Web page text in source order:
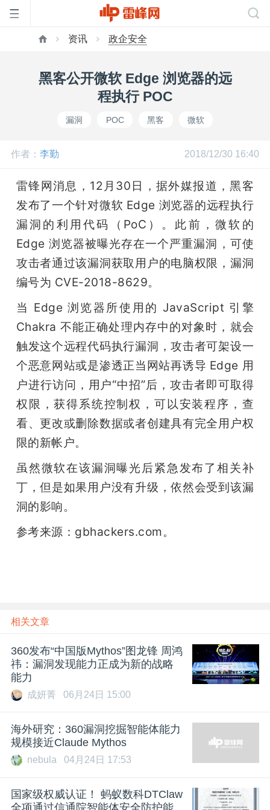
网
开
课
活
动
心
GAIR
专
机
资讯 政企安全
黑客公开微软 Edge 浏览器的远
程执行 POC
漏洞 POC 黑客 微软
作者： 李勤 2018/12/30 16:40
雷锋网消息，12月30日，据外媒报道，黑客
发布了一个针对微软 Edge 浏览器的远程执行
漏洞的利用代码（PoC）。此前，微软的
Edge 浏览器被曝光存在一个严重漏洞，可使
攻击者通过该漏洞获取用户的电脑权限，漏洞
编号为 CVE-2018-8629。
当 Edge 浏览器所使用的 JavaScript 引擎
Chakra 不能正确处理内存中的对象时，就会
触发这个远程代码执行漏洞，攻击者可架设一
个恶意网站或是渗透正当网站再诱导 Edge 用
户进行访问，用户“中招”后，攻击者即可取得
权限，获得系统控制权，可以安装程序，查
看、更改或删除数据或者创建具有完全用户权
限的新帐户。
虽然微软在该漏洞曝光后紧急发布了相关补
丁，但是如果用户没有升级，依然会受到该漏
洞的影响。
参考来源：gbhackers.com。
相关文章
360发布“中国版Mythos”图龙锋 周鸿
祎：漏洞发现能力正成为新的战略
能力
成妍菁 06月24日 15:00
海外研究：360漏洞挖掘智能体能力
规模接近Claude Mythos
nebula 04月24日 17:53
国家级权威认证！ 蚂蚁数科DTClaw